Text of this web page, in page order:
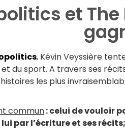
et
, Kévin Veyssière
du sport. A travers ses
les plus
commun: celui de vouloir
par l’écriture et ses